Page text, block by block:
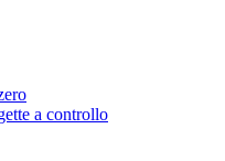
a controllo